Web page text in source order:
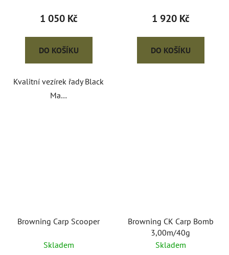
1 050 Kč
DO KOŠÍKU
Kvalitní vezírek řady Black
Ma…
1 920 Kč
DO KOŠÍKU
Browning Carp Scooper
Skladem
Browning CK Carp Bomb
3,00m/40g
Skladem